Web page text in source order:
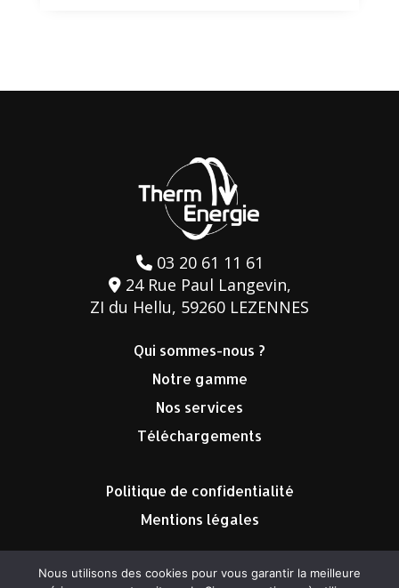
03 20 61 11 61
24 Rue Paul Langevin,
ZI du Hellu, 59260 LEZENNES
Qui sommes-nous ?
Notre gamme
Nos services
Téléchargements
Politique de confidentialité
Mentions légales
Nous utilisons des cookies pour vous garantir la meilleure